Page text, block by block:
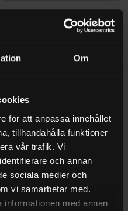
Om
för att anpassa innehållet
tillhandahålla funktioner
vår trafik. Vi
och annan
sociala medier och
vi samarbetar med.
med annan
BRÄNSLETANKAR
Dieseltank 200 liter
Kingspan Truckmaster
Betygsatt
4.75
av 5
(4)
7 540krExkl moms
I LAGER (1-3 ARBETSDAGAR)